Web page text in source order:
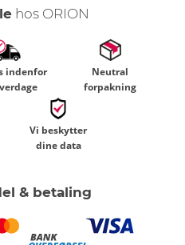
hos ORION
indenfor
Neutral
forpakning
Vi beskytter
dine data
& betaling